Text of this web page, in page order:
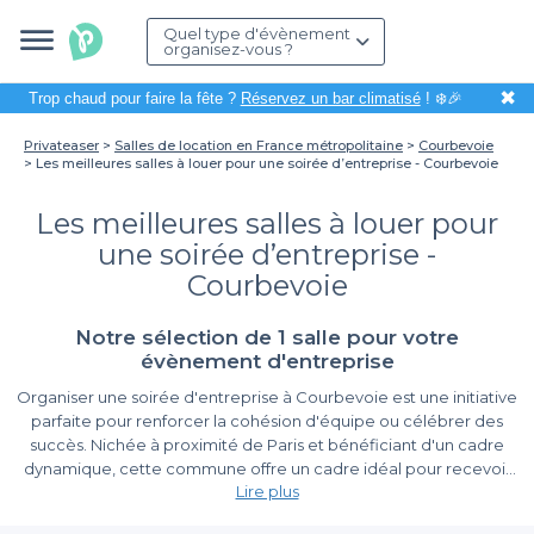
Quel type d'évènement
organisez-vous ?
Trop chaud pour faire la fête ? Réservez un bar climatisé! ❄️🎉 ✖
Privateaser Salles de location en France métropolitaine
Courbevoie
Les meilleures salles à louer pour une soirée d’entreprise - Courbevoie
Les meilleures salles à louer pour
une soirée d’entreprise -
Courbevoie
Notre sélection de 1 salle pour votre
évènement d'entreprise
Organiser une soirée d'entreprise à Courbevoie est une initiative
parfaite pour renforcer la cohésion d'équipe ou célébrer des
succès. Nichée à proximité de Paris et bénéficiant d'un cadre
dynamique, cette commune offre un cadre idéal pour recevoir
vos collaborateurs. Avec ses vues imprenables sur la Seine et ses
Lire plus